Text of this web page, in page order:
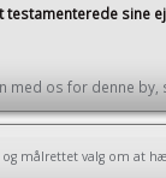
testamenterede sine
med os for denne by,
målrettet valg om at